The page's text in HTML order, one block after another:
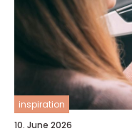
inspiration
10. June 2026